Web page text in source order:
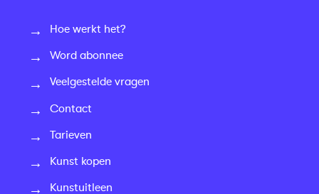
Hoe werkt het?
Word abonnee
Veelgestelde vragen
Contact
Tarieven
Kunst kopen
Kunstuitleen